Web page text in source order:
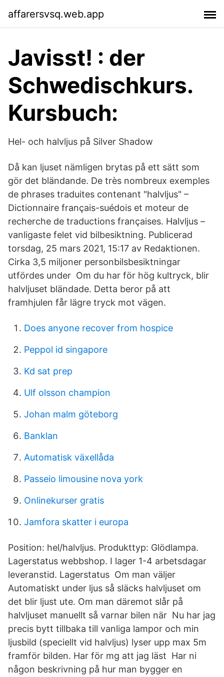
affarersvsq.web.app
Javisst! : der
Schwedischkurs.
Kursbuch:
Hel- och halvljus på Silver Shadow
Då kan ljuset nämligen brytas på ett sätt som
gör det bländande. De très nombreux exemples
de phrases traduites contenant "halvljus" –
Dictionnaire français-suédois et moteur de
recherche de traductions françaises. Halvljus –
vanligaste felet vid bilbesiktning. Publicerad
torsdag, 25 mars 2021, 15:17 av Redaktionen.
Cirka 3,5 miljoner personbilsbesiktningar
utfördes under Om du har för hög kultryck, blir
halvljuset bländade. Detta beror på att
framhjulen får lägre tryck mot vägen.
Does anyone recover from hospice
Peppol id singapore
Kd sat prep
Ulf olsson champion
Johan malm göteborg
Banklan
Automatisk växellåda
Passeio limousine nova york
Onlinekurser gratis
Jamfora skatter i europa
Position: hel/halvljus. Produkttyp: Glödlampa.
Lagerstatus webbshop. I lager 1-4 arbetsdagar
leveranstid. Lagerstatus Om man väljer
Automatiskt under ljus så släcks halvljuset om
det blir ljust ute. Om man däremot slår på
halvljuset manuellt så varnar bilen när Nu har jag
precis bytt tillbaka till vanliga lampor och min
ljusbild (speciellt vid halvljus) lyser upp max 5m
framför bilden. Har för mg att jag läst Har ni
någon beskrivning på hur man bygger en